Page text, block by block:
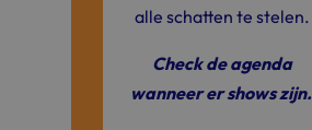
alle schatten te stelen.
Check de agenda
wanneer er shows zijn.